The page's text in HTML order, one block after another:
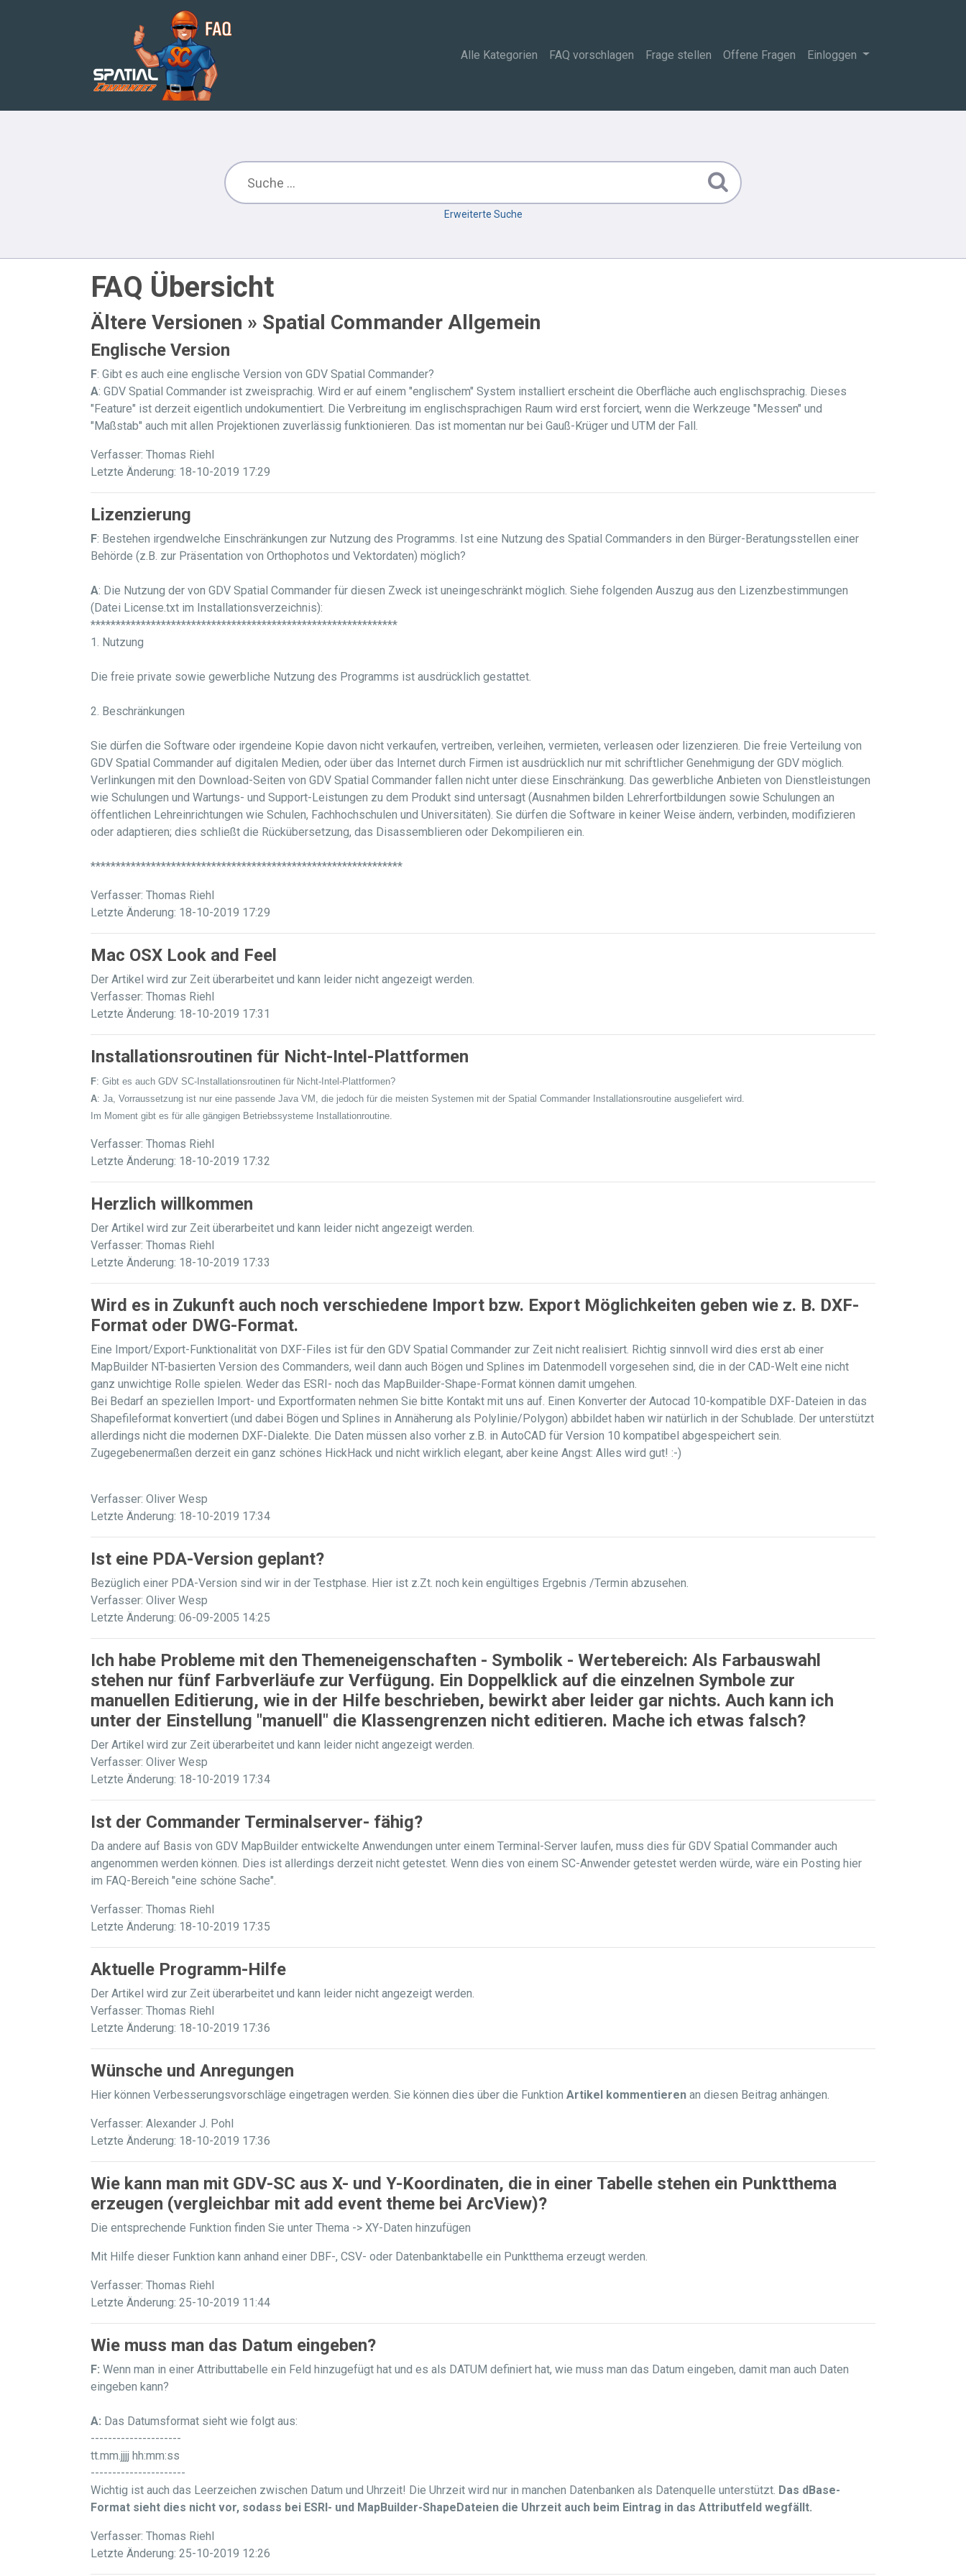
Alle Kategorien FAQ vorschlagen Frage stellen Offene Fragen Einloggen
Erweiterte Suche
FAQ Übersicht
Ältere Versionen » Spatial Commander Allgemein
Englische Version
F: Gibt es auch eine englische Version von GDV Spatial Commander?
A: GDV Spatial Commander ist zweisprachig. Wird er auf einem "englischem" System installiert erscheint die Oberfläche auch englischsprachig. Dieses
"Feature" ist derzeit eigentlich undokumentiert. Die Verbreitung im englischsprachigen Raum wird erst forciert, wenn die Werkzeuge "Messen" und
"Maßstab" auch mit allen Projektionen zuverlässig funktionieren. Das ist momentan nur bei Gauß-Krüger und UTM der Fall.
Verfasser: Thomas Riehl
Letzte Änderung: 18-10-2019 17:29
Lizenzierung
F: Bestehen irgendwelche Einschränkungen zur Nutzung des Programms. Ist eine Nutzung des Spatial Commanders in den Bürger-Beratungsstellen einer
Behörde (z.B. zur Präsentation von Orthophotos und Vektordaten) möglich?
A: Die Nutzung der von GDV Spatial Commander für diesen Zweck ist uneingeschränkt möglich. Siehe folgenden Auszug aus den Lizenzbestimmungen
(Datei License.txt im Installationsverzeichnis):
*************************************************************
1. Nutzung
Die freie private sowie gewerbliche Nutzung des Programms ist ausdrücklich gestattet.
2. Beschränkungen
Sie dürfen die Software oder irgendeine Kopie davon nicht verkaufen, vertreiben, verleihen, vermieten, verleasen oder lizenzieren. Die freie Verteilung von
GDV Spatial Commander auf digitalen Medien, oder über das Internet durch Firmen ist ausdrücklich nur mit schriftlicher Genehmigung der GDV möglich.
Verlinkungen mit den Download-Seiten von GDV Spatial Commander fallen nicht unter diese Einschränkung. Das gewerbliche Anbieten von Dienstleistungen
wie Schulungen und Wartungs- und Support-Leistungen zu dem Produkt sind untersagt (Ausnahmen bilden Lehrerfortbildungen sowie Schulungen an
öffentlichen Lehreinrichtungen wie Schulen, Fachhochschulen und Universitäten). Sie dürfen die Software in keiner Weise ändern, verbinden, modifizieren
oder adaptieren; dies schließt die Rückübersetzung, das Disassemblieren oder Dekompilieren ein.
**************************************************************
Verfasser: Thomas Riehl
Letzte Änderung: 18-10-2019 17:29
Mac OSX Look and Feel
Der Artikel wird zur Zeit überarbeitet und kann leider nicht angezeigt werden.
Verfasser: Thomas Riehl
Letzte Änderung: 18-10-2019 17:31
Installationsroutinen für Nicht-Intel-Plattformen
F: Gibt es auch GDV SC-Installationsroutinen für Nicht-Intel-Plattformen?
A: Ja, Vorraussetzung ist nur eine passende Java VM, die jedoch für die meisten Systemen mit der Spatial Commander Installationsroutine ausgeliefert wird.
Im Moment gibt es für alle gängigen Betriebssysteme Installationroutine.
Verfasser: Thomas Riehl
Letzte Änderung: 18-10-2019 17:32
Herzlich willkommen
Der Artikel wird zur Zeit überarbeitet und kann leider nicht angezeigt werden.
Verfasser: Thomas Riehl
Letzte Änderung: 18-10-2019 17:33
Wird es in Zukunft auch noch verschiedene Import bzw. Export Möglichkeiten geben wie z. B. DXF-
Format oder DWG-Format.
Eine Import/Export-Funktionalität von DXF-Files ist für den GDV Spatial Commander zur Zeit nicht realisiert. Richtig sinnvoll wird dies erst ab einer
MapBuilder NT-basierten Version des Commanders, weil dann auch Bögen und Splines im Datenmodell vorgesehen sind, die in der CAD-Welt eine nicht
ganz unwichtige Rolle spielen. Weder das ESRI- noch das MapBuilder-Shape-Format können damit umgehen.
Bei Bedarf an speziellen Import- und Exportformaten nehmen Sie bitte Kontakt mit uns auf. Einen Konverter der Autocad 10-kompatible DXF-Dateien in das
Shapefileformat konvertiert (und dabei Bögen und Splines in Annäherung als Polylinie/Polygon) abbildet haben wir natürlich in der Schublade. Der unterstützt
allerdings nicht die modernen DXF-Dialekte. Die Daten müssen also vorher z.B. in AutoCAD für Version 10 kompatibel abgespeichert sein.
Zugegebenermaßen derzeit ein ganz schönes HickHack und nicht wirklich elegant, aber keine Angst: Alles wird gut! :-)
Verfasser: Oliver Wesp
Letzte Änderung: 18-10-2019 17:34
Ist eine PDA-Version geplant?
Bezüglich einer PDA-Version sind wir in der Testphase. Hier ist z.Zt. noch kein engültiges Ergebnis /Termin abzusehen.
Verfasser: Oliver Wesp
Letzte Änderung: 06-09-2005 14:25
Ich habe Probleme mit den Themeneigenschaften - Symbolik - Wertebereich: Als Farbauswahl
stehen nur fünf Farbverläufe zur Verfügung. Ein Doppelklick auf die einzelnen Symbole zur
manuellen Editierung, wie in der Hilfe beschrieben, bewirkt aber leider gar nichts. Auch kann ich
unter der Einstellung "manuell" die Klassengrenzen nicht editieren. Mache ich etwas falsch?
Der Artikel wird zur Zeit überarbeitet und kann leider nicht angezeigt werden.
Verfasser: Oliver Wesp
Letzte Änderung: 18-10-2019 17:34
Ist der Commander Terminalserver- fähig?
Da andere auf Basis von GDV MapBuilder entwickelte Anwendungen unter einem Terminal-Server laufen, muss dies für GDV Spatial Commander auch
angenommen werden können. Dies ist allerdings derzeit nicht getestet. Wenn dies von einem SC-Anwender getestet werden würde, wäre ein Posting hier
im FAQ-Bereich "eine schöne Sache".
Verfasser: Thomas Riehl
Letzte Änderung: 18-10-2019 17:35
Aktuelle Programm-Hilfe
Der Artikel wird zur Zeit überarbeitet und kann leider nicht angezeigt werden.
Verfasser: Thomas Riehl
Letzte Änderung: 18-10-2019 17:36
Wünsche und Anregungen
Hier können Verbesserungsvorschläge eingetragen werden. Sie können dies über die Funktion Artikel kommentieren an diesen Beitrag anhängen.
Verfasser: Alexander J. Pohl
Letzte Änderung: 18-10-2019 17:36
Wie kann man mit GDV-SC aus X- und Y-Koordinaten, die in einer Tabelle stehen ein Punktthema
erzeugen (vergleichbar mit add event theme bei ArcView)?
Die entsprechende Funktion finden Sie unter Thema -> XY-Daten hinzufügen
Mit Hilfe dieser Funktion kann anhand einer DBF-, CSV- oder Datenbanktabelle ein Punktthema erzeugt werden.
Verfasser: Thomas Riehl
Letzte Änderung: 25-10-2019 11:44
Wie muss man das Datum eingeben?
F: Wenn man in einer Attributtabelle ein Feld hinzugefügt hat und es als DATUM definiert hat, wie muss man das Datum eingeben, damit man auch Daten
eingeben kann?
A: Das Datumsformat sieht wie folgt aus:
---------------------
tt.mm.jjjj hh:mm:ss
----------------------
Wichtig ist auch das Leerzeichen zwischen Datum und Uhrzeit! Die Uhrzeit wird nur in manchen Datenbanken als Datenquelle unterstützt. Das dBase-
Format sieht dies nicht vor, sodass bei ESRI- und MapBuilder-ShapeDateien die Uhrzeit auch beim Eintrag in das Attributfeld wegfällt.
Verfasser: Thomas Riehl
Letzte Änderung: 25-10-2019 12:26